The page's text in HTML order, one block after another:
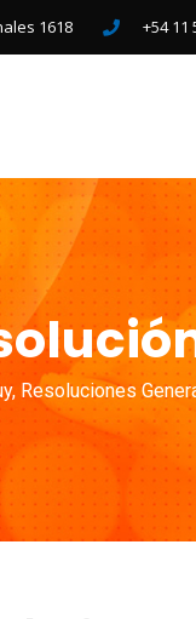
1618 +54 11
, Resoluciones